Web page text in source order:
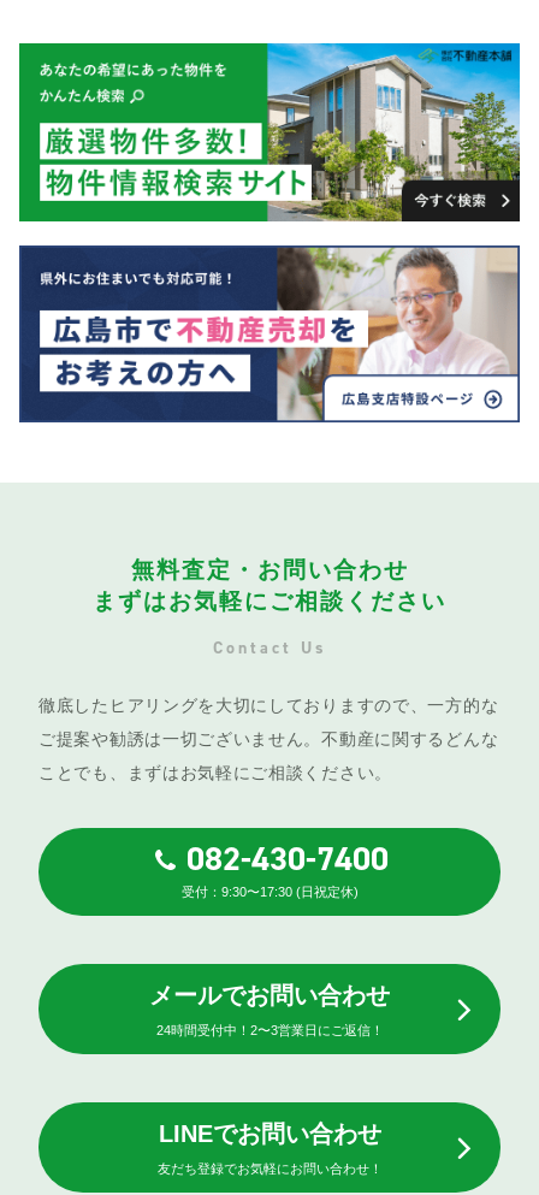
無料査定・お問い合わせ
まずはお気軽にご相談ください
Contact Us
徹底したヒアリングを大切にしておりますので、一方的な
ご提案や勧誘は一切ございません。不動産に関するどんな
ことでも、まずはお気軽にご相談ください。
082-430-7400
受付：9:30〜17:30 (日祝定休)
メールでお問い合わせ
24時間受付中！2〜3営業日にご返信！
LINEでお問い合わせ
友だち登録でお気軽にお問い合わせ！